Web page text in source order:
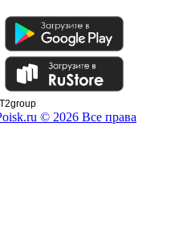
© 2026 Все права